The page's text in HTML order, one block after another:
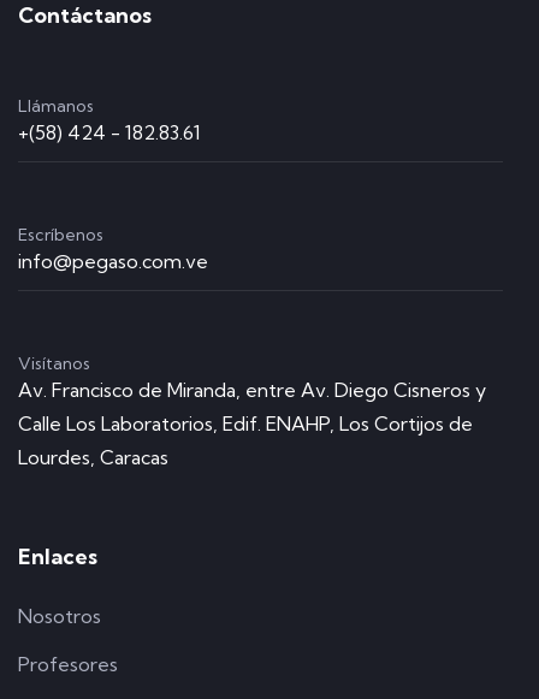
Contáctanos
Llámanos
+(58) 424 - 182.83.61
Escríbenos
info@pegaso.com.ve
Visítanos
Av. Francisco de Miranda, entre Av. Diego Cisneros y
Calle Los Laboratorios, Edif. ENAHP, Los Cortijos de
Lourdes, Caracas
Enlaces
Nosotros
Profesores